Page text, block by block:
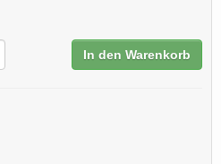
In den Warenkorb